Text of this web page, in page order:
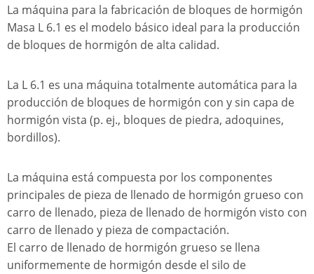
La máquina para la fabricación de bloques de hormigón
Masa L 6.1 es el modelo básico ideal para la producción
de bloques de hormigón de alta calidad.
La L 6.1 es una máquina totalmente automática para la
producción de bloques de hormigón con y sin capa de
hormigón vista (p. ej., bloques de piedra, adoquines,
bordillos).
La máquina está compuesta por los componentes
principales de pieza de llenado de hormigón grueso con
carro de llenado, pieza de llenado de hormigón visto con
carro de llenado y pieza de compactación.
El carro de llenado de hormigón grueso se llena
uniformemente de hormigón desde el silo de